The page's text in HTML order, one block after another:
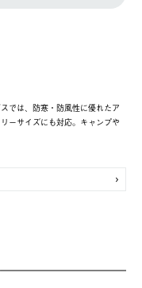
では、防寒・防風性に優れたア
ーサイズにも対応。キャンプや